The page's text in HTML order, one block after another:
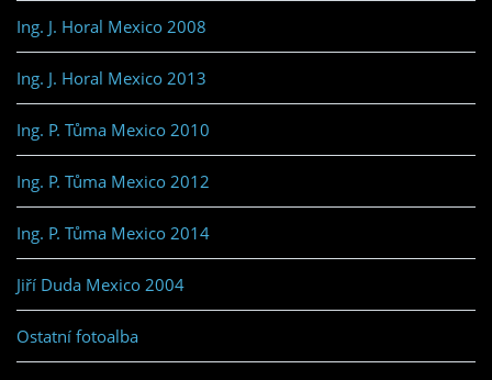
Ing. J. Horal Mexico 2008
Ing. J. Horal Mexico 2013
Ing. P. Tůma Mexico 2010
Ing. P. Tůma Mexico 2012
Ing. P. Tůma Mexico 2014
Jiří Duda Mexico 2004
Ostatní fotoalba